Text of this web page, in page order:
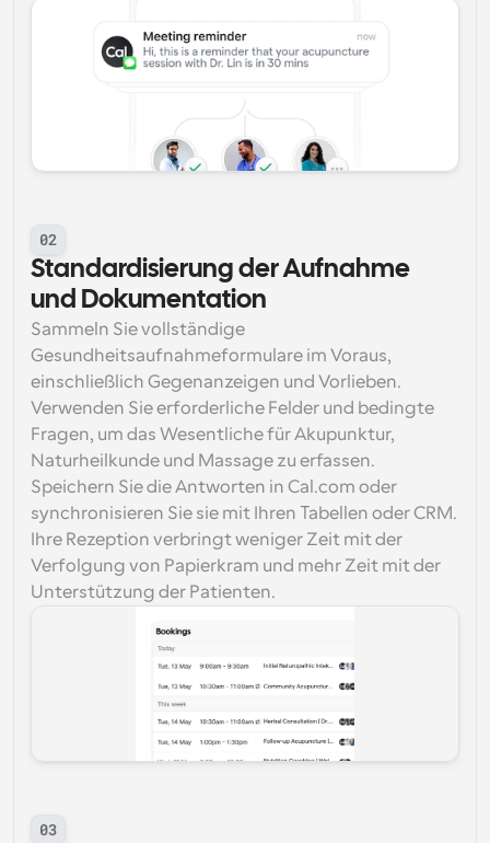
02
Standardisierung der Aufnahme
und Dokumentation
Sammeln Sie vollständige
Gesundheitsaufnahmeformulare im Voraus,
einschließlich Gegenanzeigen und Vorlieben.
Verwenden Sie erforderliche Felder und bedingte
Fragen, um das Wesentliche für Akupunktur,
Naturheilkunde und Massage zu erfassen.
Speichern Sie die Antworten in Cal.com oder
synchronisieren Sie sie mit Ihren Tabellen oder CRM.
Ihre Rezeption verbringt weniger Zeit mit der
Verfolgung von Papierkram und mehr Zeit mit der
Unterstützung der Patienten.
03